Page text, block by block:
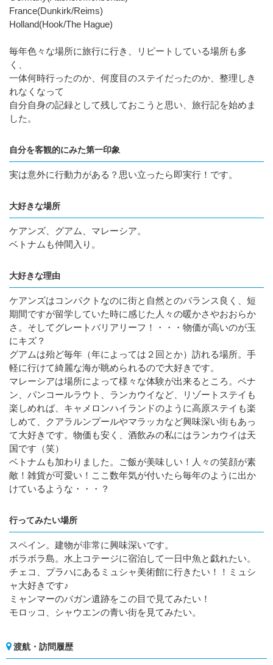
France(Dunkirk/Reims)
Holland(Hook/The Hague)
毎年色々な場所に旅行に行き、リピートしている場所も多
く、
一体何時行ったのか、何度目のステイだったのか、整理しき
れなくなって
自分自身の記録として残しておこうと思い、旅行記を始めま
した。
自分を客観的にみた第一印象
実は意外に行動力がある？思い立ったら即実行！です。
大好きな場所
ケアンズ、グアム、マレーシア。
ベトナムも仲間入り。
大好きな理由
ケアンズはコンパクトなのに街と自然とのバランス良く、短
期間ですが留学していた時に感じた人々の暖かさやおおらか
さ。そしてグレートバリアリーフ！・・・物価が高いのが玉
にキズ？
グアムは殆ど毎年（年によっては２回とか）訪れる場所。手
軽に行けて綺麗な海が眺められるので大好きです。
マレーシアは場所によって様々な体験が出来るところ。ペナ
ン、パンコールラウト、ランカウイなど、リゾートステイも
楽しめれば、キャメロンハイランドのように高原ステイも楽
しめて、クアラルンプールやマラッカなど興味深い街もあっ
て大好きです。物価も安く、酒飲みの私にはランカウイは天
国です（笑）
ベトナムも加わりました。ご飯が美味しい！人々の笑顔が素
敵！雑貨が可愛い！ここ数年気が付いたら毎年のように出か
けているような・・・？
行ってみたい場所
スペイン。建物が非常に興味深いです。
ボラボラ島。水上コテージに宿泊して一日中魚と戯れたい。
チェコ、プラハにあるミュシャ美術館に行きたい！！ミュシ
ャ大好きです♪
ミャンマーのバガン遺跡をこの目で見てみたい！
モロッコ、シャウエンの青い街を見てみたい。
渡航・訪問履歴